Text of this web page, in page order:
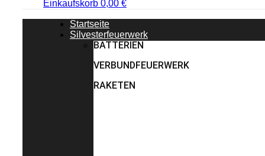
Einkaufskorb 0,00 €
Startseite
Silvesterfeuerwerk
BATTERIEN
VERBUNDFEUERWERK
RAKETEN